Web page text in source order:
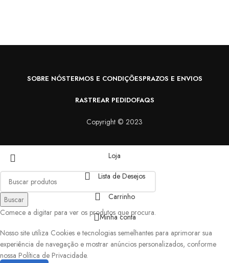
SOBRE NÓSTERMOS E CONDIÇÕESPRAZOS E ENVIOS
RASTREAR PEDIDOFAQS
Copyright © 2023
Buscar
Comece a digitar para ver os produtos que procura.
Loja
Lista de Desejos
Carrinho
Minha conta
Nosso site utiliza Cookies e tecnologias semelhantes para aprimorar sua
experiência de navegação e mostrar anúncios personalizados, conforme
nossa Política de Privacidade.